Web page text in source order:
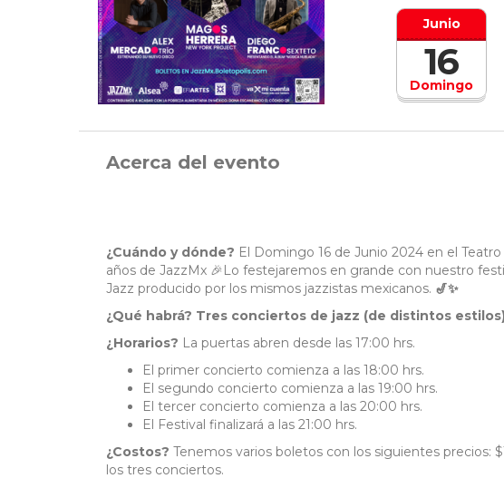
Domingo
Junio
16
Acerca del evento
¿Cuándo y dónde? El Domingo 16 de Junio 2024 en el
años de JazzMx 🎉Lo festejaremos en grande con nuestro
Jazz producido por los mismos jazzistas mexicanos. 🎷✨
¿Qué habrá? Tres conciertos de jazz (de distintos
¿Horarios? La puertas abren desde las 17:00 hrs.
El primer concierto comienza a las 18:00 hrs.
El segundo concierto comienza a las 19:00 hrs.
El tercer concierto comienza a las 20:00 hrs.
El Festival finalizará a las 21:00 hrs.
¿Costos? Tenemos varios boletos con los siguientes precios:
los tres conciertos.